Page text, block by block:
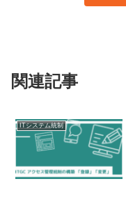
関連記事
ITシステム統制